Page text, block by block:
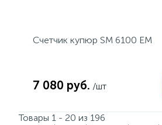
Счетчик купюр SM 6100 EМ
7 080 руб. /шт
Товары 1 - 20 из 196